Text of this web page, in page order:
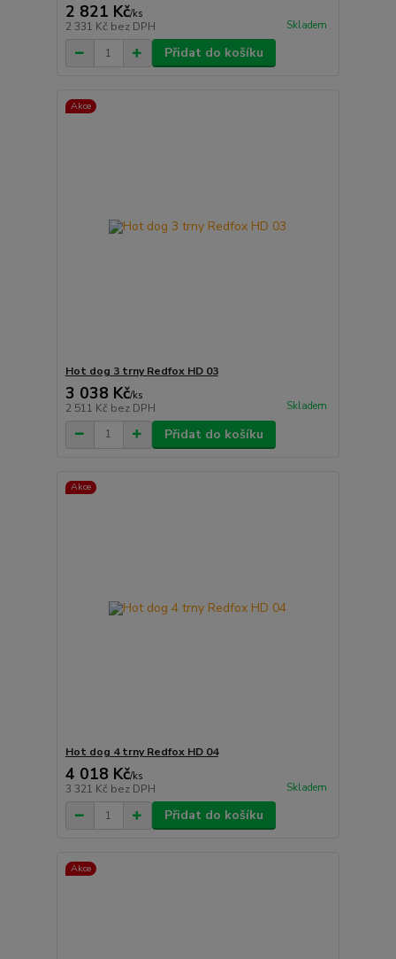
2 821 Kč/ks
2 331 Kč bez DPH Skladem
Přidat do košíku
Akce
Hot dog 3 trny Redfox HD 03
3 038 Kč/ks
2 511 Kč bez DPH Skladem
Přidat do košíku
Akce
Hot dog 4 trny Redfox HD 04
4 018 Kč/ks
3 321 Kč bez DPH Skladem
Přidat do košíku
Akce